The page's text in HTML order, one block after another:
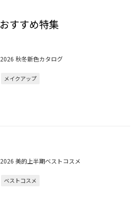
おすすめ特集
2026 秋冬新色カタログ
メイクアップ
2026 美的上半期ベストコスメ
ベストコスメ